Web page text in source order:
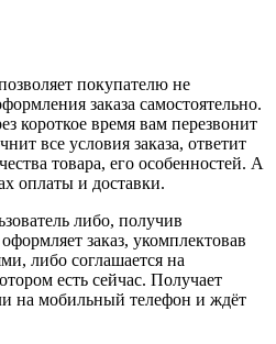
покупателю не
заказа самостоятельно.
короткое время вам перезвонит
все условия заказа, ответит
товара, его особенностей. А
оплаты и доставки.
либо, получив
заказ, укомплектовав
либо соглашается на
есть сейчас. Получает
на мобильный телефон и ждёт